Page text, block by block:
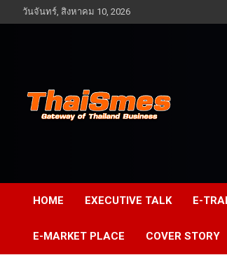
to
วันจันทร์, สิงหาคม 10, 2026
HOME EXECUTIVE TALK E-
E-MARKET PLACE COVER STORY